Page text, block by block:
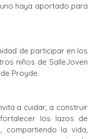
haya aportado para
de participar en los
niños de SalleJoven
Proyde.
a cuidar, a construir
los lazos de
compartiendo la vida,